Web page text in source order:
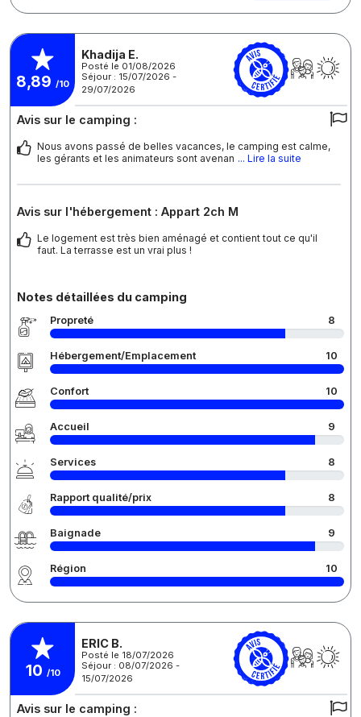
8,89 /10
Khadija E.
Posté le 01/08/2026
Séjour : 15/07/2026 -
29/07/2026
Avis sur le camping :
Nous avons passé de belles vacances, le camping est calme,
les gérants et les animateurs sont avenan ... Lire la suite
Avis sur l'hébergement : Appart 2ch M
Le logement est très bien aménagé et contient tout ce qu'il
faut. La terrasse est un vrai plus !
Notes détaillées du camping
Propreté 8
Hébergement/Emplacement 10
Confort 10
Accueil 9
Services 8
Rapport qualité/prix 8
Baignade 9
Région 10
10 /10
ERIC B.
Posté le 18/07/2026
Séjour : 08/07/2026 -
15/07/2026
Avis sur le camping :